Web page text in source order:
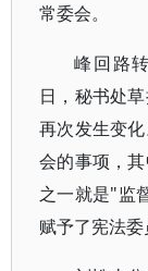
常委会。
峰回路
日，秘书处
再次发生变
会的事项，
之一就是"监
赋予了宪法委